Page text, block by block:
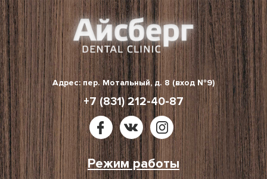
Skip
to
content
Адрес: пер. Мотальный, д. 8 (вход №9)
+7 (831) 212-40-87
Режим работы